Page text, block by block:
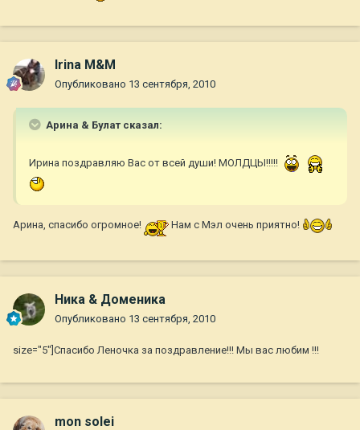
Irina M&M
Опубликовано 13 сентября, 2010
Арина & Булат сказал:
Ирина поздравляю Вас от всей души! МОЛДЦЫ!!!!!
Арина, спасибо огромное! Нам с Мэл очень приятно!
Ника & Доменика
Опубликовано 13 сентября, 2010
size="5"]Спасибо Леночка за поздравление!!! Мы вас любим !!!
mon solei